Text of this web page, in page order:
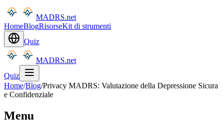
MADRS.net
HomeBlogRisorseKit di strumenti
Quiz
MADRS.net
Quiz
Home/Blog/Privacy MADRS: Valutazione della Depressione Sicura
e Confidenziale
Menu